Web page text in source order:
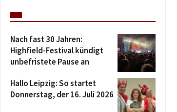
Nach fast 30 Jahren:
Highfield-Festival kündigt
unbefristete Pause an
Hallo Leipzig: So startet
Donnerstag, der 16. Juli 2026